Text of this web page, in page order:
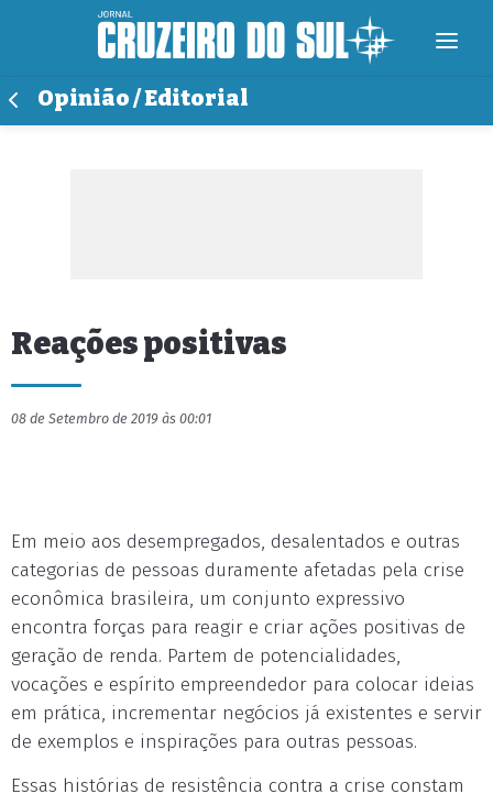
Opinião / Editorial
Reações positivas
08 de Setembro de 2019 às 00:01
Em meio aos desempregados, desalentados e outras
categorias de pessoas duramente afetadas pela crise
econômica brasileira, um conjunto expressivo
encontra forças para reagir e criar ações positivas de
geração de renda. Partem de potencialidades,
vocações e espírito empreendedor para colocar ideias
em prática, incrementar negócios já existentes e servir
de exemplos e inspirações para outras pessoas.
Essas histórias de resistência contra a crise constam